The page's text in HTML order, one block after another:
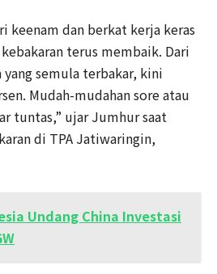
keenam dan berkat kerja keras
terus membaik. Dari
yang semula terbakar, kini
Mudah-mudahan sore atau
tuntas,” ujar Jumhur saat
di TPA Jatiwaringin,
Undang China Investasi